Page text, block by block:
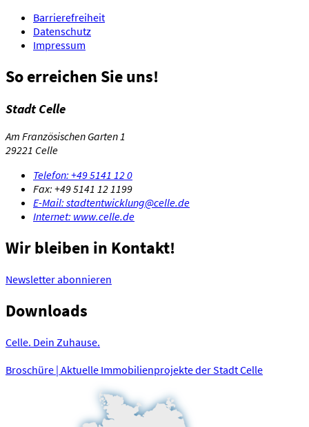
Barrierefreiheit
Datenschutz
Impressum
So erreichen Sie uns!
Stadt Celle
Am Französischen Garten 1
29221 Celle
Telefon: +49 5141 12 0
Fax: +49 5141 12 1199
E-Mail: stadtentwicklung@celle.de
Internet: www.celle.de
Wir bleiben in Kontakt!
Newsletter abonnieren
Downloads
Celle. Dein Zuhause.
Broschüre | Aktuelle Immobilienprojekte der Stadt Celle